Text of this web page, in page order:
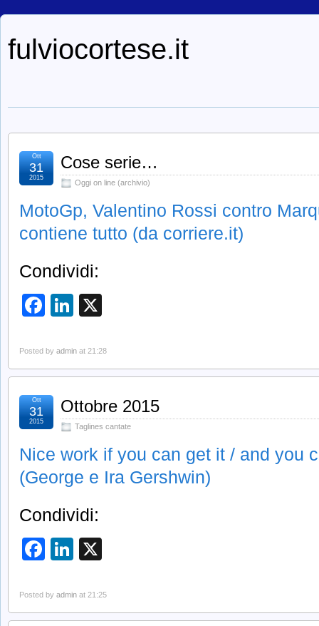
fulviocortese.it
Cose serie…
Oggi on line (archivio)
Ott
31
2015
MotoGp, Valentino Rossi contro
contiene tutto (da corriere.it)
Condividi:
Facebook
LinkedIn
Posted by admin at 21:28
Ottobre 2015
Taglines cantate
Ott
31
2015
Nice work if you can get it / and you
(George e Ira Gershwin)
Condividi:
Facebook
LinkedIn
Posted by admin at 21:25